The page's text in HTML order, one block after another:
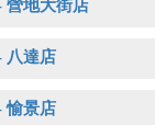
營地大街店
八達店
愉景店